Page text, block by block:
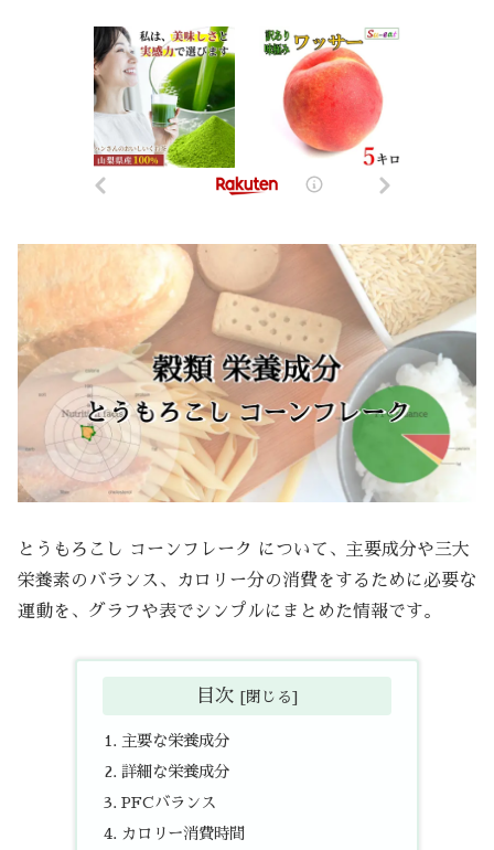
とうもろこし コーンフレーク について、主要成分や三大
栄養素のバランス、カロリー分の消費をするために必要な
運動を、グラフや表でシンプルにまとめた情報です。
目次
主要な栄養成分
詳細な栄養成分
PFCバランス
カロリー消費時間